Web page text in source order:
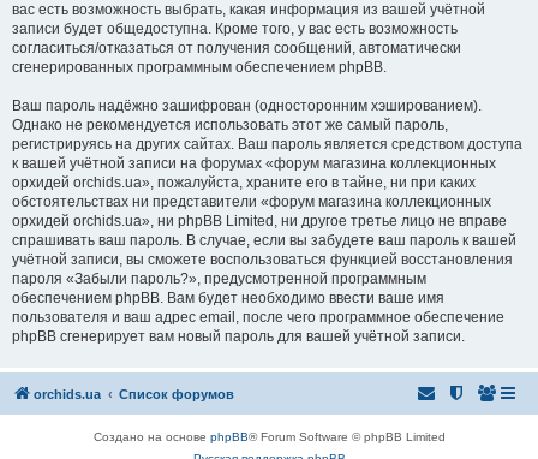
вас есть возможность выбрать, какая информация из вашей учётной
записи будет общедоступна. Кроме того, у вас есть возможность
согласиться/отказаться от получения сообщений, автоматически
сгенерированных программным обеспечением phpBB.
Ваш пароль надёжно зашифрован (односторонним хэшированием).
Однако не рекомендуется использовать этот же самый пароль,
регистрируясь на других сайтах. Ваш пароль является средством доступа
к вашей учётной записи на форумах «форум магазина коллекционных
орхидей orchids.ua», пожалуйста, храните его в тайне, ни при каких
обстоятельствах ни представители «форум магазина коллекционных
орхидей orchids.ua», ни phpBB Limited, ни другое третье лицо не вправе
спрашивать ваш пароль. В случае, если вы забудете ваш пароль к вашей
учётной записи, вы сможете воспользоваться функцией восстановления
пароля «Забыли пароль?», предусмотренной программным
обеспечением phpBB. Вам будет необходимо ввести ваше имя
пользователя и ваш адрес email, после чего программное обеспечение
phpBB сгенерирует вам новый пароль для вашей учётной записи.
orchids.ua Список форумов
Создано на основе phpBB® Forum Software © phpBB Limited